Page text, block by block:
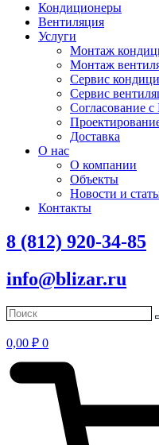
Кондиционеры
Вентиляция
Услуги
Монтаж
Монтаж
Сервис
Сервис
Согласование
Доставка
О нас
О компании
Объекты
Новости и
Контакты
8 (812) 920-34-85
info@blizar.ru
0,00 ₽ 0